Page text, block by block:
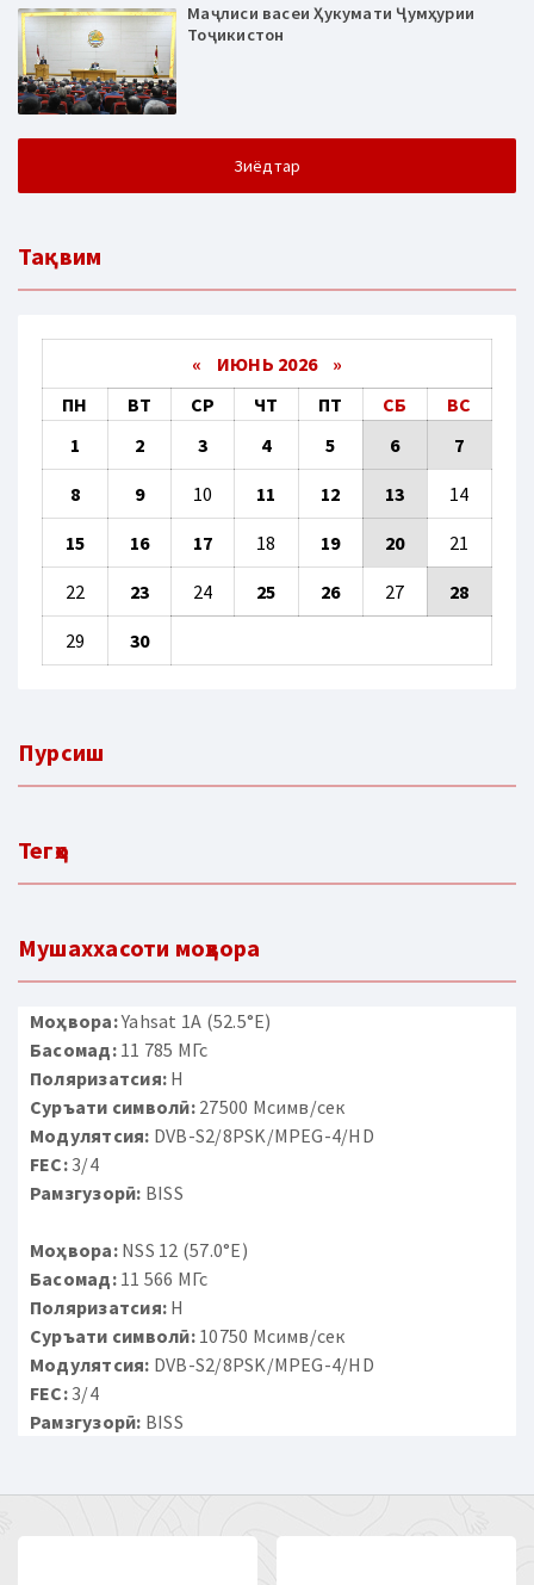
Маҷлиси васеи Ҳукумати Ҷумҳурии
Тоҷикистон
Зиёдтар
Тақвим
« ИЮНЬ 2026 »
ПН
ВТ СР ЧТ ПТ СБ
ВС
1
2 3 4 5 6 7
8 9 10 11 12 13 14
15 16 17 18 19 20 21
22 23 24 25 26 27 28
29 30
Пурсиш
Тегҳо
Мушаххасоти моҳвора
Моҳвора:Yahsat 1A (52.5°E)
Басомад:11 785 МГс
Поляризатсия: H
Суръати символӣ:27500 Мсимв/сек
Модулятсия: DVB-S2/8PSK/MPEG-4/HD
FEC:3/4
Рамзгузорӣ: BISS
Моҳвора:NSS 12 (57.0°E)
Басомад:11 566 МГс
Поляризатсия: H
Суръати символӣ:10750 Мсимв/сек
Модулятсия: DVB-S2/8PSK/MPEG-4/HD
FEC:3/4
Рамзгузорӣ: BISS